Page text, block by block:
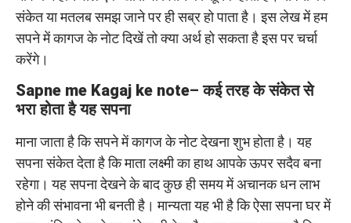
संकेत या मतलब समझ जाने पर ही सब्र हो पाता है। इस लेख में हम
सपने में कागज के नोट दिखें तो क्या अर्थ हो सकता है इस पर चर्चा
करेंगे।
Sapne me Kagaj ke note– कई तरह के संकेत से
भरा होता है यह सपना
माना जाता है कि सपने में कागज के नोट देखना शुभ होता है। यह
सपना संकेत देता है कि माता लक्ष्मी का हाथ आपके ऊपर सदैव बना
रहेगा। यह सपना देखने के बाद कुछ ही समय में अचानक धन लाभ
होने की संभावना भी बनती है। मान्यता यह भी है कि ऐसा सपना घर में